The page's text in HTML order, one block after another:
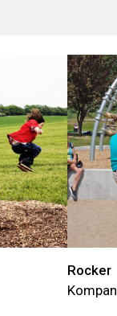
Rocker
Kompan